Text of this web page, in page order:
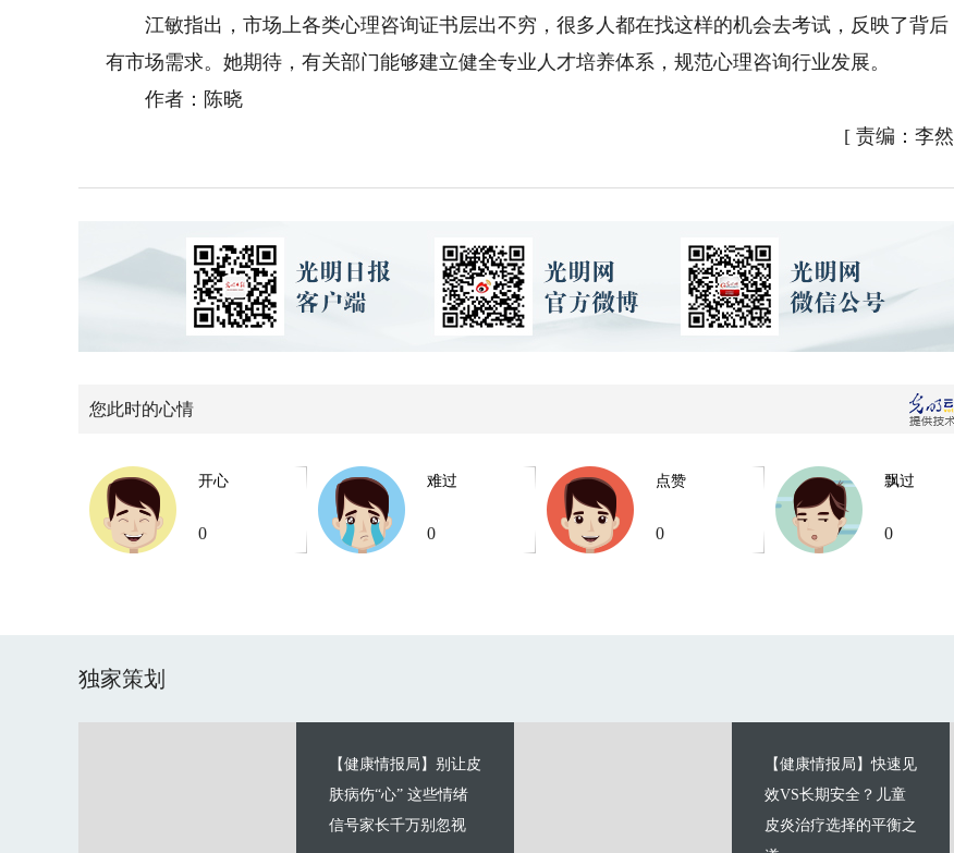
江敏指出，市场上各类心理咨询证书层出不穷，很多人都在找这样的机会去考试，反映了背后
有市场需求。她期待，有关部门能够建立健全专业人才培养体系，规范心理咨询行业发展。
作者：陈晓
[ 责编：李然
您此时的心情
开心
0
难过
0
点赞
0
飘过
0
独家策划
【健康情报局】别让皮
肤病伤“心” 这些情绪
信号家长千万别忽视
【健康情报局】快速见
效VS长期安全？儿童
皮炎治疗选择的平衡之